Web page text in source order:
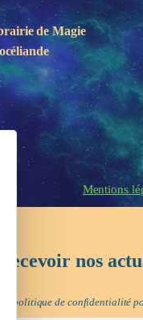
Masquer le
deMagie
Mentions
nos
politique de confidentialité